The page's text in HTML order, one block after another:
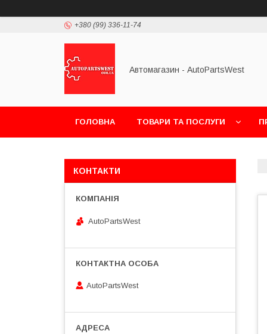
+380 (99) 336-11-74
Автомагазин - AutoPartsWest
ГОЛОВНА ТОВАРИ ТА ПОСЛУГИ
КОНТАКТИ
AutoPartsWest
AutoPartsWest